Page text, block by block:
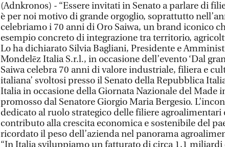
(Adnkronos) - “Essere invitati in Senato a parlare di
è per noi motivo di grande orgoglio, soprattutto
celebriamo i 70 anni di Oro Saiwa, un brand iconico
esempio concreto di integrazione tra territorio,
Lo ha dichiarato Silvia Bagliani, Presidente e
Mondelēz Italia S.r.l., in occasione dell’evento ‘Dal
Saiwa celebra 70 anni di valore industriale, filiera e
italiana’ svoltosi presso il Senato della Repubblica
Italia in occasione della Giornata Nazionale del Made
promosso dal Senatore Giorgio Maria Bergesio.
dedicato al ruolo strategico delle filiere agroalimentari
contributo alla crescita economica e sostenibile del
ricordato il peso dell’azienda nel panorama
“In Italia sviluppiamo un fatturato di circa 1,1 miliardi